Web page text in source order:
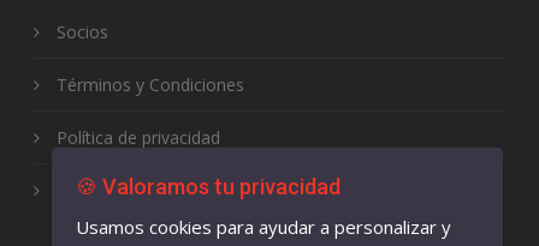
Socios
Términos y Condiciones
Política de privacidad
Libro de reclamaciones
🍪 Valoramos tu privacidad
Usamos cookies para ayudar a personalizar y